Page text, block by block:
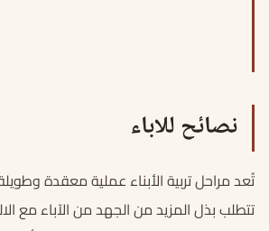
نصائح للاباء
تُعد مراحل تربية الأبناء عملية معقدة
تتطلب بذل المزيد من الجهد من الآباء مع